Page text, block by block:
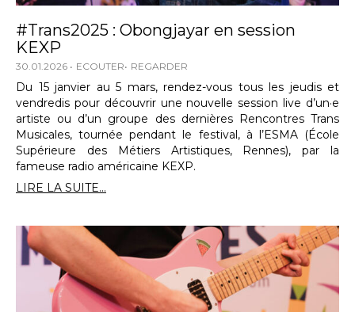
#Trans2025 : Obongjayar en session
KEXP
30.01.2026 ECOUTER REGARDER
Du 15 janvier au 5 mars, rendez-vous tous les jeudis et
vendredis pour découvrir une nouvelle session live d’un·e
artiste ou d’un groupe des dernières Rencontres Trans
Musicales, tournée pendant le festival, à l’ESMA (École
Supérieure des Métiers Artistiques, Rennes), par la
fameuse radio américaine KEXP.
LIRE LA SUITE...